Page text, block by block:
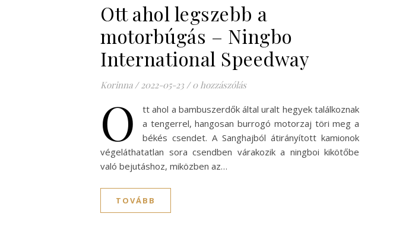
Ott ahol legszebb a
motorbúgás – Ningbo
International Speedway
Korinna / 2022-05-23 / 0 hozzászólás
O
tt ahol a bambuszerdők által uralt hegyek találkoznak
a tengerrel, hangosan burrogó motorzaj töri meg a
békés csendet. A Sanghajból átirányított kamionok
végeláthatatlan sora csendben várakozik a ningboi kikötőbe
való bejutáshoz, miközben az…
TOVÁBB